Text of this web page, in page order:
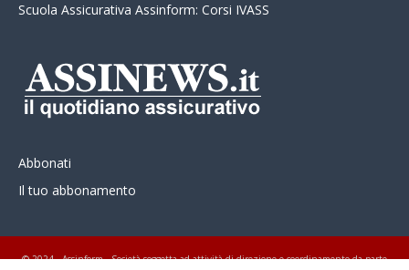
Scuola Assicurativa Assinform: Corsi IVASS
Abbonati
Il tuo abbonamento
© 2024 - Assinform - Società soggetta ad attività di direzione e coordinamento da parte